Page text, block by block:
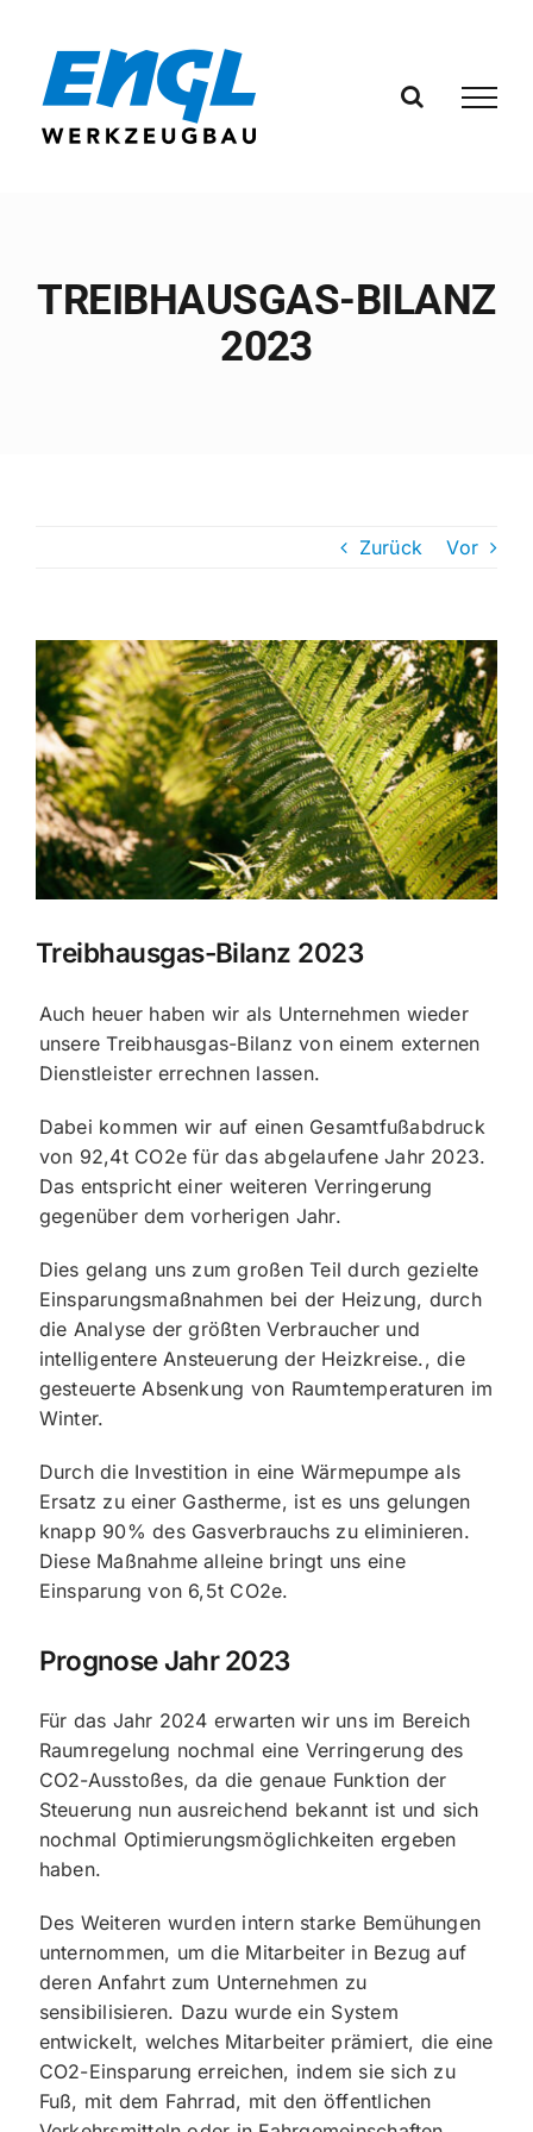
springen
TREIBHAUSGAS-BILANZ
2023
Zurück Vor
Zeige
grösseres
Bild
Treibhausgas-Bilanz 2023
Auch heuer haben wir als Unternehmen wieder
unsere Treibhausgas-Bilanz von einem externen
Dienstleister errechnen lassen.
Dabei kommen wir auf einen Gesamtfußabdruck
von 92,4t CO2e für das abgelaufene Jahr 2023.
Das entspricht einer weiteren Verringerung
gegenüber dem vorherigen Jahr.
Dies gelang uns zum großen Teil durch gezielte
Einsparungsmaßnahmen bei der Heizung, durch
die Analyse der größten Verbraucher und
intelligentere Ansteuerung der Heizkreise., die
gesteuerte Absenkung von Raumtemperaturen im
Winter.
Durch die Investition in eine Wärmepumpe als
Ersatz zu einer Gastherme, ist es uns gelungen
knapp 90% des Gasverbrauchs zu eliminieren.
Diese Maßnahme alleine bringt uns eine
Einsparung von 6,5t CO2e.
Prognose Jahr 2023
Für das Jahr 2024 erwarten wir uns im Bereich
Raumregelung nochmal eine Verringerung des
CO2-Ausstoßes, da die genaue Funktion der
Steuerung nun ausreichend bekannt ist und sich
nochmal Optimierungsmöglichkeiten ergeben
haben.
Des Weiteren wurden intern starke Bemühungen
unternommen, um die Mitarbeiter in Bezug auf
deren Anfahrt zum Unternehmen zu
sensibilisieren. Dazu wurde ein System
entwickelt, welches Mitarbeiter prämiert, die eine
CO2-Einsparung erreichen, indem sie sich zu
Fuß, mit dem Fahrrad, mit den öffentlichen